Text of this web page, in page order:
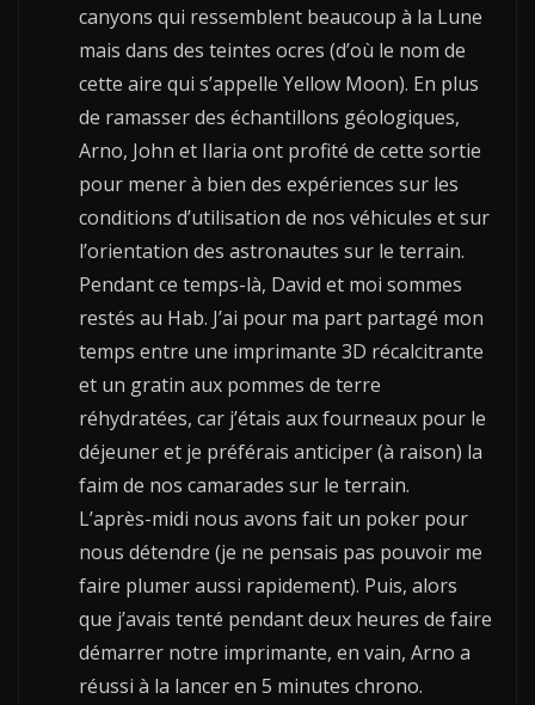
canyons qui ressemblent beaucoup à la Lune
mais dans des teintes ocres (d’où le nom de
cette aire qui s’appelle Yellow Moon). En plus
de ramasser des échantillons géologiques,
Arno, John et Ilaria ont profité de cette sortie
pour mener à bien des expériences sur les
conditions d’utilisation de nos véhicules et sur
l’orientation des astronautes sur le terrain.
Pendant ce temps-là, David et moi sommes
restés au Hab. J’ai pour ma part partagé mon
temps entre une imprimante 3D récalcitrante
et un gratin aux pommes de terre
réhydratées, car j’étais aux fourneaux pour le
déjeuner et je préférais anticiper (à raison) la
faim de nos camarades sur le terrain.
L’après-midi nous avons fait un poker pour
nous détendre (je ne pensais pas pouvoir me
faire plumer aussi rapidement). Puis, alors
que j’avais tenté pendant deux heures de faire
démarrer notre imprimante, en vain, Arno a
réussi à la lancer en 5 minutes chrono.